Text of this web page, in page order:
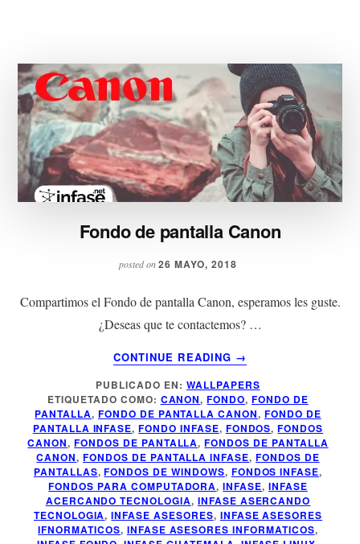
Fondo de pantalla Canon
posted on26 MAYO, 2018
Compartimos el Fondo de pantalla Canon, esperamos les guste.
¿Deseas que te contactemos? …
CONTINUE READING
ACERCA
DE
FONDO
DE
PANTALLA
CANON
→
PUBLICADO EN: WALLPAPERS
ETIQUETADO COMO: CANON,FONDO,FONDO DE
PANTALLA, FONDO DE PANTALLA CANON, FONDO DE
PANTALLA INFASE,FONDO INFASE, FONDOS,FONDOS
CANON,FONDOS DE PANTALLA,FONDOS DE PANTALLA
CANON,FONDOS DE PANTALLA INFASE,FONDOS DE
PANTALLAS,FONDOS DE WINDOWS, FONDOS INFASE,
FONDOS PARA COMPUTADORA,INFASE, INFASE
ACERCANDO TECNOLOGIA, INFASE ASERCANDO
TECNOLOGIA,INFASE ASESORES, INFASE ASESORES
IFNORMATICOS, INFASE ASESORES INFORMATICOS,